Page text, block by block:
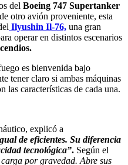
del Boeing 747 Supertanker
otro avión proveniente, esta
Ilyushin Il-76, una gran
operar en distintos escenarios
es bienvenida bajo
tener claro si ambas máquinas
las características de cada una.
explicó a
de eficientes. Su diferencia
tecnológica”. Según el
carga por gravedad. Abre sus